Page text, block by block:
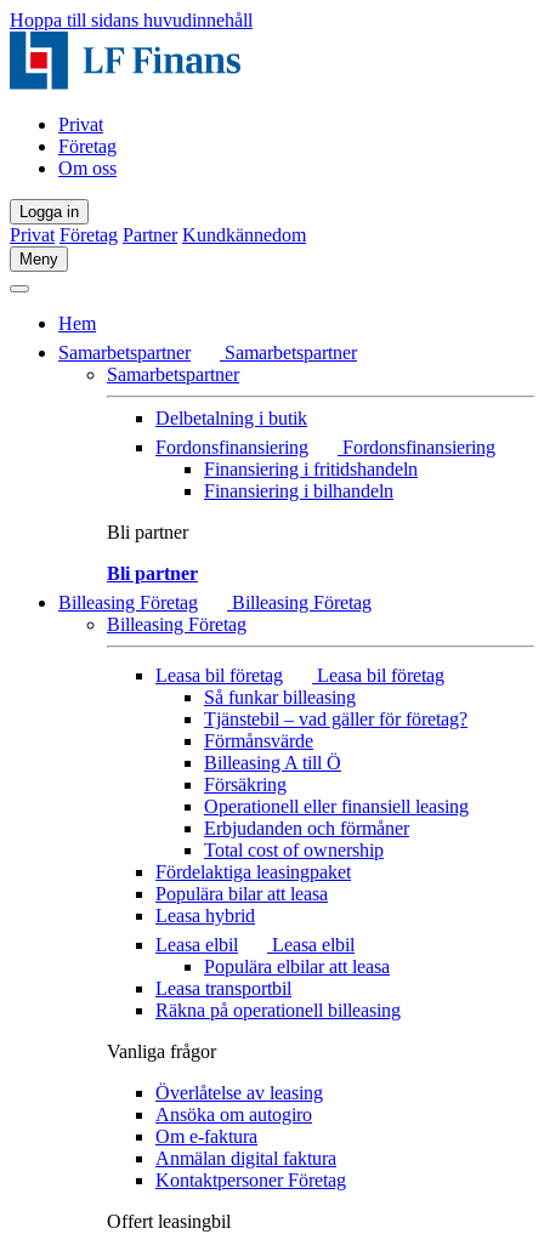
Hoppa till sidans huvudinnehåll
Privat
Företag
Om oss
Logga in
Privat Företag Partner Kundkännedom
Meny
Hem
Samarbetspartner
Samarbetspartner
Samarbetspartner
Delbetalning i butik
Fordonsfinansiering
Fordonsfinansiering
Finansiering i fritidshandeln
Finansiering i bilhandeln
Bli partner
Bli partner
Billeasing Företag
Billeasing Företag
Billeasing Företag
Leasa bil företag
Leasa bil företag
Så funkar billeasing
Tjänstebil – vad gäller för företag?
Förmånsvärde
Billeasing A till Ö
Försäkring
Operationell eller finansiell leasing
Erbjudanden och förmåner
Total cost of ownership
Fördelaktiga leasingpaket
Populära bilar att leasa
Leasa hybrid
Leasa elbil
Leasa elbil
Populära elbilar att leasa
Leasa transportbil
Räkna på operationell billeasing
Vanliga frågor
Överlåtelse av leasing
Ansöka om autogiro
Om e-faktura
Anmälan digital faktura
Kontaktpersoner Företag
Offert leasingbil